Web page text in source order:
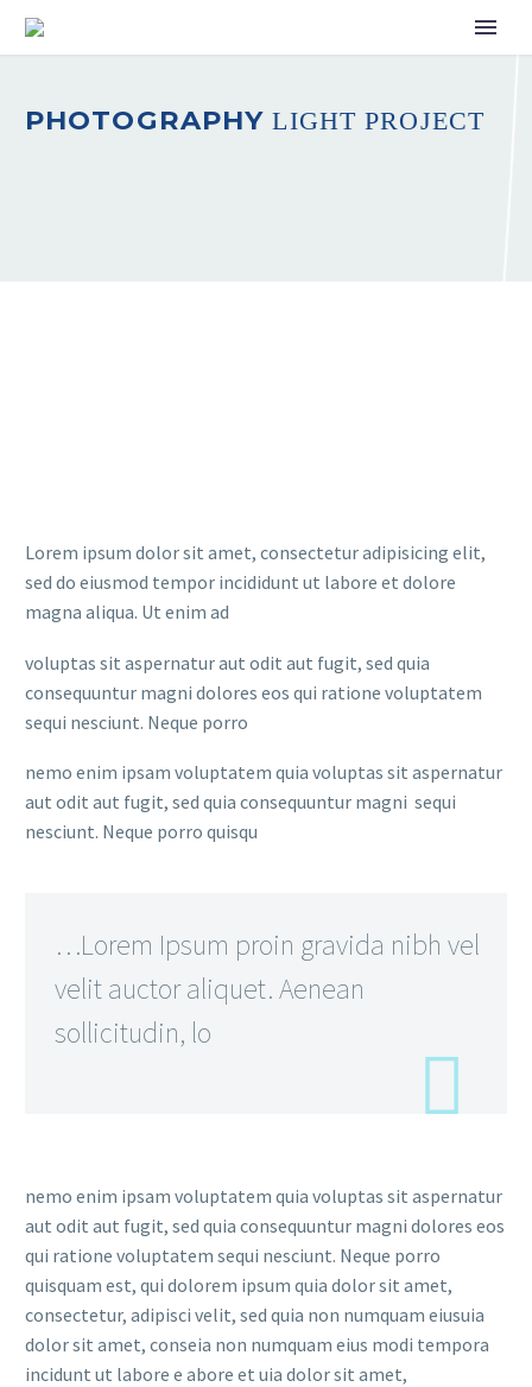
PHOTOGRAPHYLIGHT PROJECT
Lorem ipsum dolor sit amet, consectetur adipisicing elit,
sed do eiusmod tempor incididunt ut labore et dolore
magna aliqua. Ut enim ad
voluptas sit aspernatur aut odit aut fugit, sed quia
consequuntur magni dolores eos qui ratione voluptatem
sequi nesciunt. Neque porro
nemo enim ipsam voluptatem quia voluptas sit aspernatur
aut odit aut fugit, sed quia consequuntur magni sequi
nesciunt. Neque porro quisqu
…Lorem Ipsum proin gravida nibh vel
velit auctor aliquet. Aenean
sollicitudin, lo
nemo enim ipsam voluptatem quia voluptas sit aspernatur
aut odit aut fugit, sed quia consequuntur magni dolores eos
qui ratione voluptatem sequi nesciunt. Neque porro
quisquam est, qui dolorem ipsum quia dolor sit amet,
consectetur, adipisci velit, sed quia non numquam eiusuia
dolor sit amet, conseia non numquam eius modi tempora
incidunt ut labore e abore et uia dolor sit amet,